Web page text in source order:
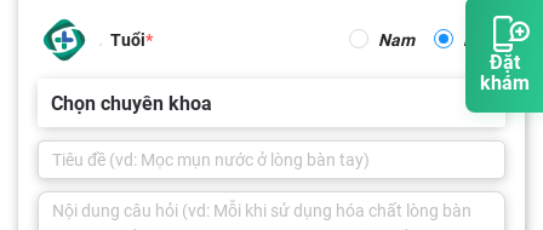
Đặt
khám
Tuổi Nam Nữ
Chọn chuyên khoa